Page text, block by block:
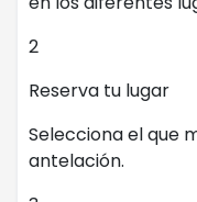
2
Reserva tu lugar
Selecciona el que
antelación.